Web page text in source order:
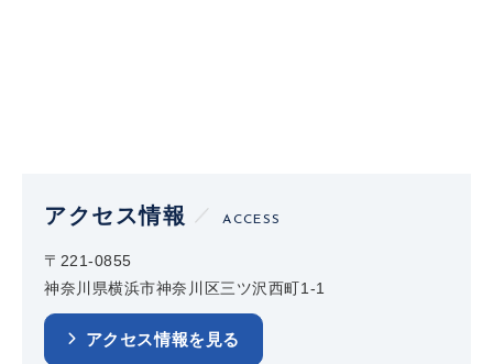
アクセス情報 ACCESS
〒221-0855
神奈川県横浜市神奈川区三ツ沢西町1-1
アクセス情報を見る